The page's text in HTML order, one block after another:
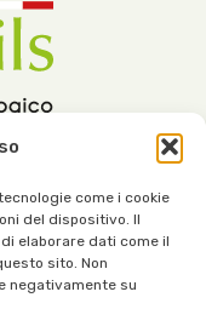
come i cookie
del dispositivo. Il
elaborare dati come il
sito. Non
negativamente su
(VR) Italie